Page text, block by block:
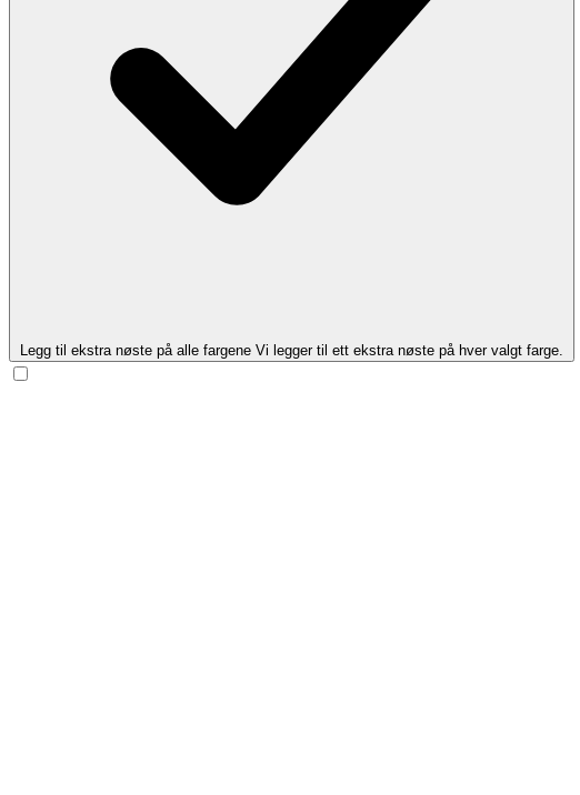
Legg til ekstra nøste på alle fargene Vi legger til ett ekstra nøste på hver valgt farge.